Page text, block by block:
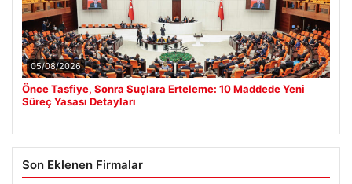
05/08/2026
Önce Tasfiye, Sonra Suçlara Erteleme: 10 Maddede Yeni
Süreç Yasası Detayları
Son Eklenen Firmalar